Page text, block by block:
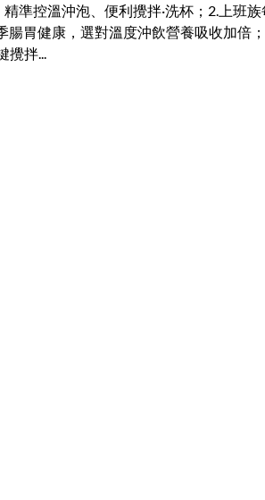
準控溫沖泡、便利攪拌·洗杯；2.上
胃健康，選對溫度沖飲營養吸收加
攪拌...